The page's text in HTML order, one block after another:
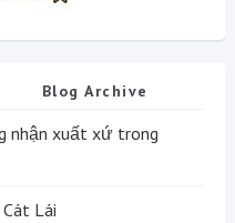
Blog Archive
nhận xuất xứ trong
Lái